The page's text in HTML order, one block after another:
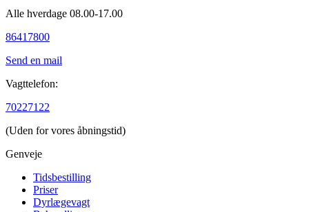
Alle hverdage 08.00-17.00
86417800
Send en mail
Vagttelefon:
70227122
(Uden for vores åbningstid)
Genveje
Tidsbestilling
Priser
Dyrlægevagt